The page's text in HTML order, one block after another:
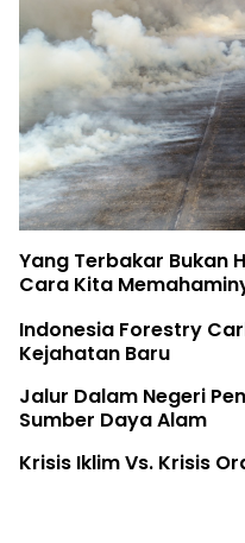
Yang Terbakar Bukan
Cara Kita
Indonesia Forestry
Kejahatan Baru
Jalur Dalam Negeri
Sumber Daya Alam
Krisis Iklim Vs. Krisis